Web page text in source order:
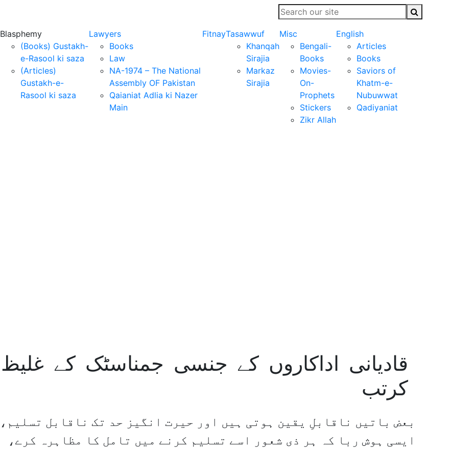
Blasphemy
(Books) Gustakh-
e-Rasool ki saza
(Articles)
Gustakh-e-
Rasool ki saza
Lawyers
Books
Law
NA-1974 – The National
Assembly OF Pakistan
Qaianiat Adlia ki Nazer
Main
FitnayTasawwuf
Khanqah
Sirajia
Markaz
Sirajia
Misc
Bengali-
Books
Movies-
On-
Prophets
Stickers
Zikr Allah
English
Articles
Books
Saviors of
Khatm-e-
Nubuwwat
Qadiyaniat
قادیانی اداکاروں کے جنسی جمناسٹک کے غلیظ
کرتب
بعض باتیں ناقابلِ یقین ہوتی ہیں اور حیرت انگیز حد تک ناقابل تسلیم،
ایسی ہوش ربا کہ ہر ذی شعور اسے تسلیم کرنے میں تامل کا مظاہرہ کرے،